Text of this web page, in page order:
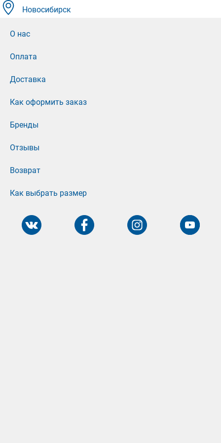
Новосибирск
О нас
Оплата
Доставка
Как оформить заказ
Бренды
Отзывы
Возврат
Как выбрать размер